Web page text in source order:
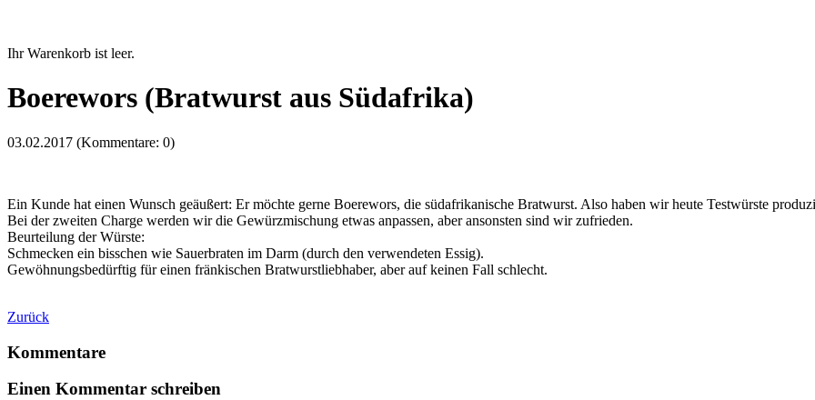
Ihr Warenkorb ist leer.
Boerewors (Bratwurst aus Südafrika)
03.02.2017 (Kommentare: 0)
Ein Kunde hat einen Wunsch geäußert: Er möchte gerne Boerewors, die südafrikanische Bratwurst. Also haben wir heute Testwürste
Bei der zweiten Charge werden wir die Gewürzmischung etwas anpassen, aber ansonsten sind wir zufrieden.
Beurteilung der Würste:
Schmecken ein bisschen wie Sauerbraten im Darm (durch den verwendeten Essig).
Gewöhnungsbedürftig für einen fränkischen Bratwurstliebhaber, aber auf keinen Fall schlecht.
Zurück
Kommentare
Einen Kommentar schreiben